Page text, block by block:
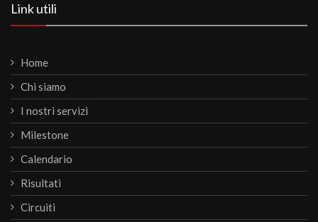
Link utili
Home
Chi siamo
I nostri servizi
Milestone
Calendario
Risultati
Circuiti